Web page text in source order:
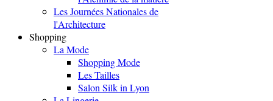
Les Journées Nationales de
l'Architecture
Shopping
La Mode
Shopping Mode
Les Tailles
Salon Silk in Lyon